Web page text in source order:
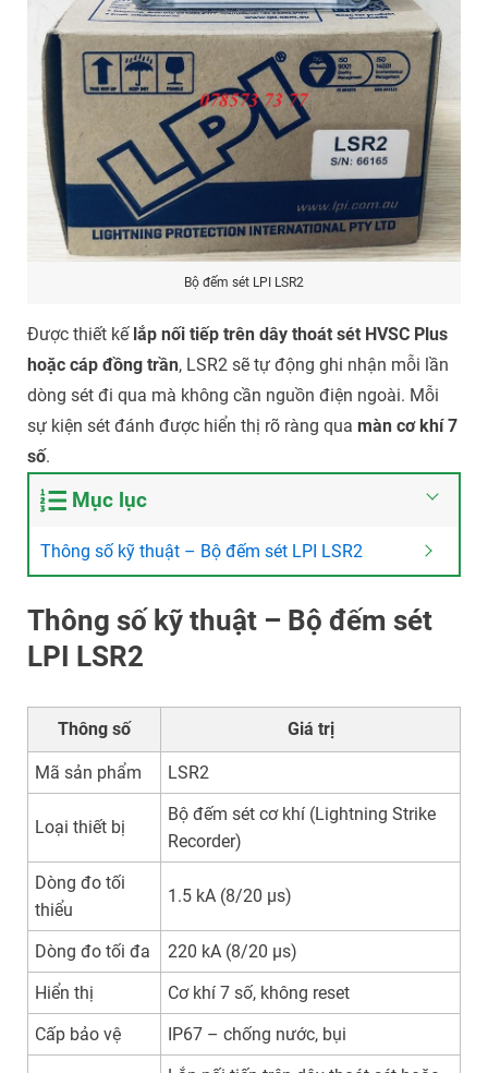
Bộ đếm sét LPI LSR2
Được thiết kế lắp nối tiếp trên dây thoát sét HVSC Plus
hoặc cáp đồng trần, LSR2 sẽ tự động ghi nhận mỗi lần
dòng sét đi qua mà không cần nguồn điện ngoài. Mỗi
sự kiện sét đánh được hiển thị rõ ràng qua màn cơ khí 7
số.
Mục lục
Thông số kỹ thuật – Bộ đếm sét LPI LSR2
Thông số kỹ thuật – Bộ đếm sét
LPI LSR2
Thông số Giá trị
Mã sản phẩm LSR2
Loại thiết bị
Bộ đếm sét cơ khí (Lightning Strike
Recorder)
Dòng đo tối
thiểu
1.5 kA (8/20 µs)
Dòng đo tối đa
220 kA (8/20 µs)
Hiển thị
Cơ khí 7 số, không reset
Cấp bảo vệ
IP67 – chống nước, bụi